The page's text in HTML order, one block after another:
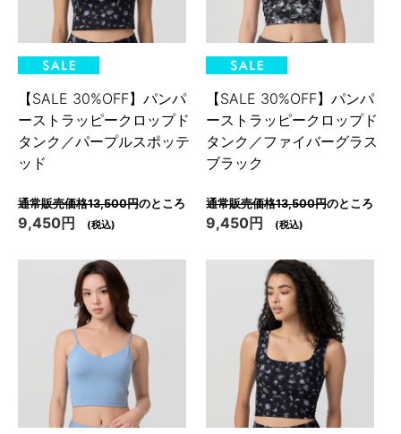
【SALE 30%OFF】パンパ
ーストラッピークロップド
タンク／パープルスポッテ
ッド
通常販売価格13,500円のところ
9,450円 (税込)
【SALE 30%OFF】パンパ
ーストラッピークロップド
タンク／ファイバーグラス
ブラック
通常販売価格13,500円のところ
9,450円 (税込)